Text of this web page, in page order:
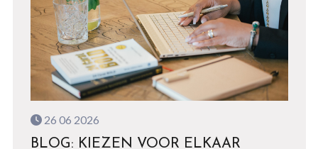
26 06 2026
BLOG: KIEZEN VOOR ELKAAR